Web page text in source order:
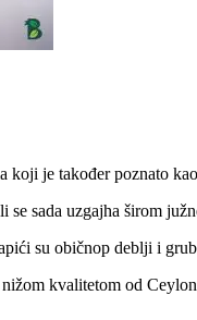
koji je također poznato
se sada uzgajha širom
su običnop deblji i
kvalitetom od